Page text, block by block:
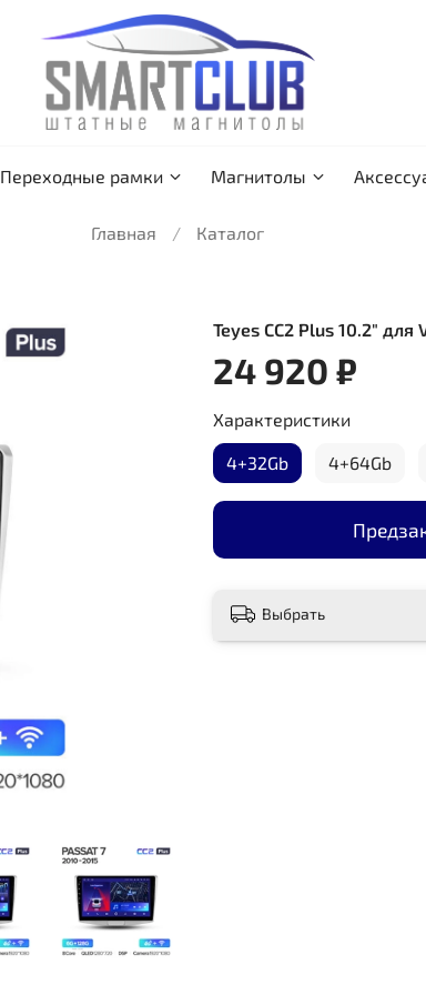
Переходные рамки Магнитолы
Главная Каталог
Teyes CC2 Plus 10.2"
24 920 ₽
Характеристики
4+32Gb 4+64Gb
Выбрать